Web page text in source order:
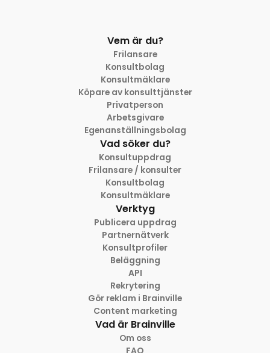
Vem är du?
Frilansare
Konsultbolag
Konsultmäklare
Köpare av konsulttjänster
Privatperson
Arbetsgivare
Egenanställningsbolag
Vad söker du?
Konsultuppdrag
Frilansare / konsulter
Konsultbolag
Konsultmäklare
Verktyg
Publicera uppdrag
Partnernätverk
Konsultprofiler
Beläggning
API
Rekrytering
Gör reklam i Brainville
Content marketing
Vad är Brainville
Om oss